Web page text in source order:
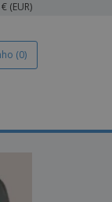
€ (EUR)
(0)